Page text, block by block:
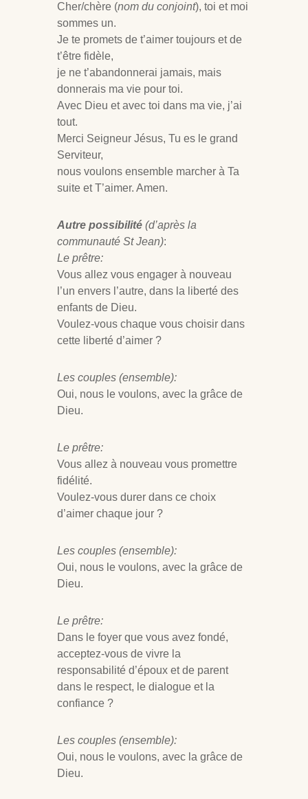
Cher/chère (nom du conjoint), toi et moi
sommes un.
Je te promets de t’aimer toujours et de
t’être fidèle,
je ne t’abandonnerai jamais, mais
donnerais ma vie pour toi.
Avec Dieu et avec toi dans ma vie, j’ai
tout.
Merci Seigneur Jésus, Tu es le grand
Serviteur,
nous voulons ensemble marcher à Ta
suite et T’aimer. Amen.
Autre possibilité (d’après la
communauté St Jean):
Le prêtre:
Vous allez vous engager à nouveau
l’un envers l’autre, dans la liberté des
enfants de Dieu.
Voulez-vous chaque vous choisir dans
cette liberté d’aimer ?
Les couples (ensemble):
Oui, nous le voulons, avec la grâce de
Dieu.
Le prêtre:
Vous allez à nouveau vous promettre
fidélité.
Voulez-vous durer dans ce choix
d’aimer chaque jour ?
Les couples (ensemble):
Oui, nous le voulons, avec la grâce de
Dieu.
Le prêtre:
Dans le foyer que vous avez fondé,
acceptez-vous de vivre la
responsabilité d’époux et de parent
dans le respect, le dialogue et la
confiance ?
Les couples (ensemble):
Oui, nous le voulons, avec la grâce de
Dieu.